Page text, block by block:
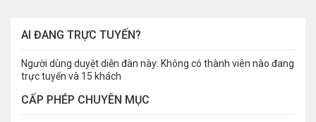
AI ĐANG TRỰC TUYẾN?
Người dùng duyệt diễn đàn này: Không có thành viên nào đang
trực tuyến và 15 khách
CẤP PHÉP CHUYÊN MỤC